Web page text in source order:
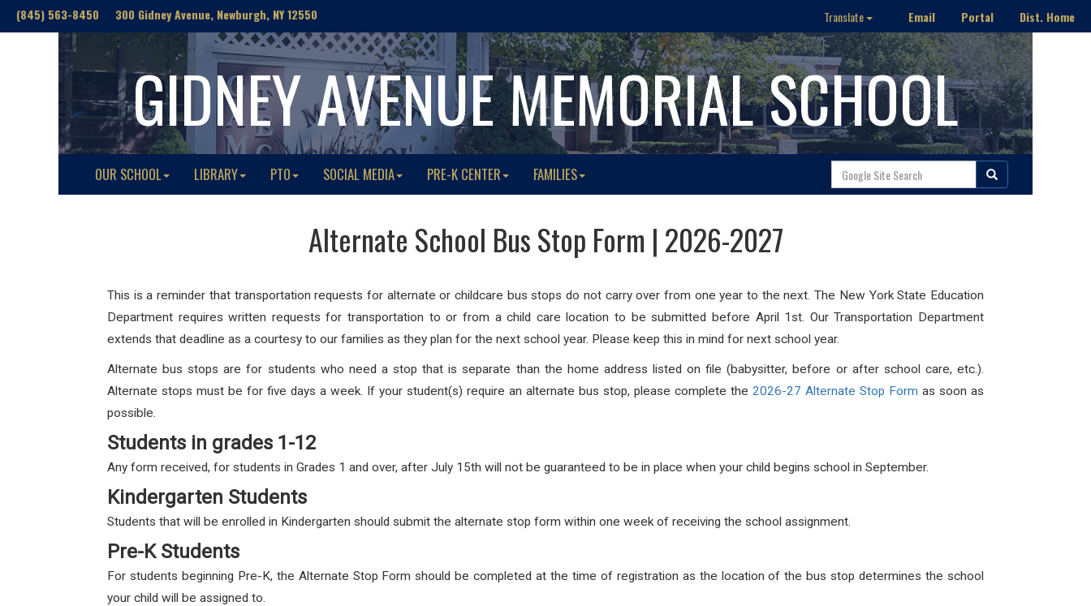
(845) 563-8450 300 Gidney Avenue, Newburgh, NY 12550 Translate Email Portal Dist. Home
GIDNEY AVENUE MEMORIAL SCHOOL
OUR SCHOOL LIBRARY PTO SOCIAL MEDIA PRE-K CENTER FAMILIES
Alternate School Bus Stop Form | 2026-2027
This is a reminder that transportation requests for alternate or childcare bus stops do not carry over from one year to the next. The New York State Education
Department requires written requests for transportation to or from a child care location to be submitted before April 1st. Our Transportation Department
extends that deadline as a courtesy to our families as they plan for the next school year. Please keep this in mind for next school year.
Alternate bus stops are for students who need a stop that is separate than the home address listed on file (babysitter, before or after school care, etc.).
Alternate stops must be for five days a week. If your student(s) require an alternate bus stop, please complete the 2026-27 Alternate Stop Form as soon as
possible.
Students in grades 1-12
Any form received, for students in Grades 1 and over, after July 15th will not be guaranteed to be in place when your child begins school in September.
Kindergarten Students
Students that will be enrolled in Kindergarten should submit the alternate stop form within one week of receiving the school assignment.
Pre-K Students
For students beginning Pre-K, the Alternate Stop Form should be completed at the time of registration as the location of the bus stop determines the school
your child will be assigned to.